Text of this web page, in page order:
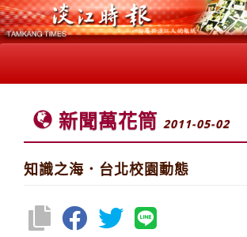
新聞萬花筒 2011-05-02
知識之海．台北校園動態